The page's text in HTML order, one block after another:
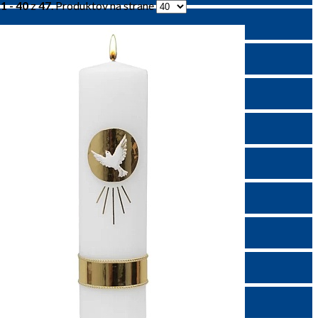
1 - 40z47. Produktov na strane